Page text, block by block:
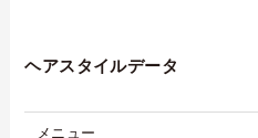
ヘアスタイルデータ
メニュー